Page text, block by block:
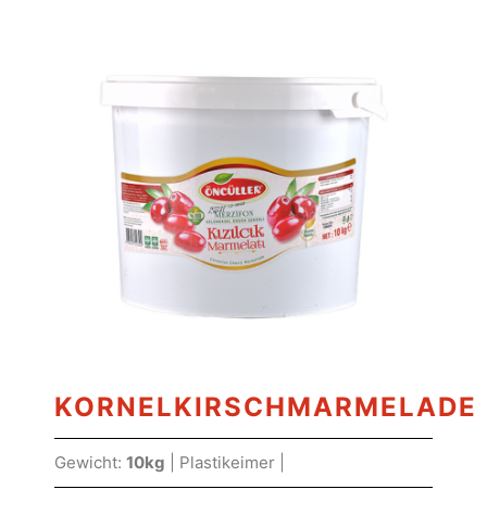
KORNELKIRSCHMARMELADE
Gewicht: 10kg | Plastikeimer |